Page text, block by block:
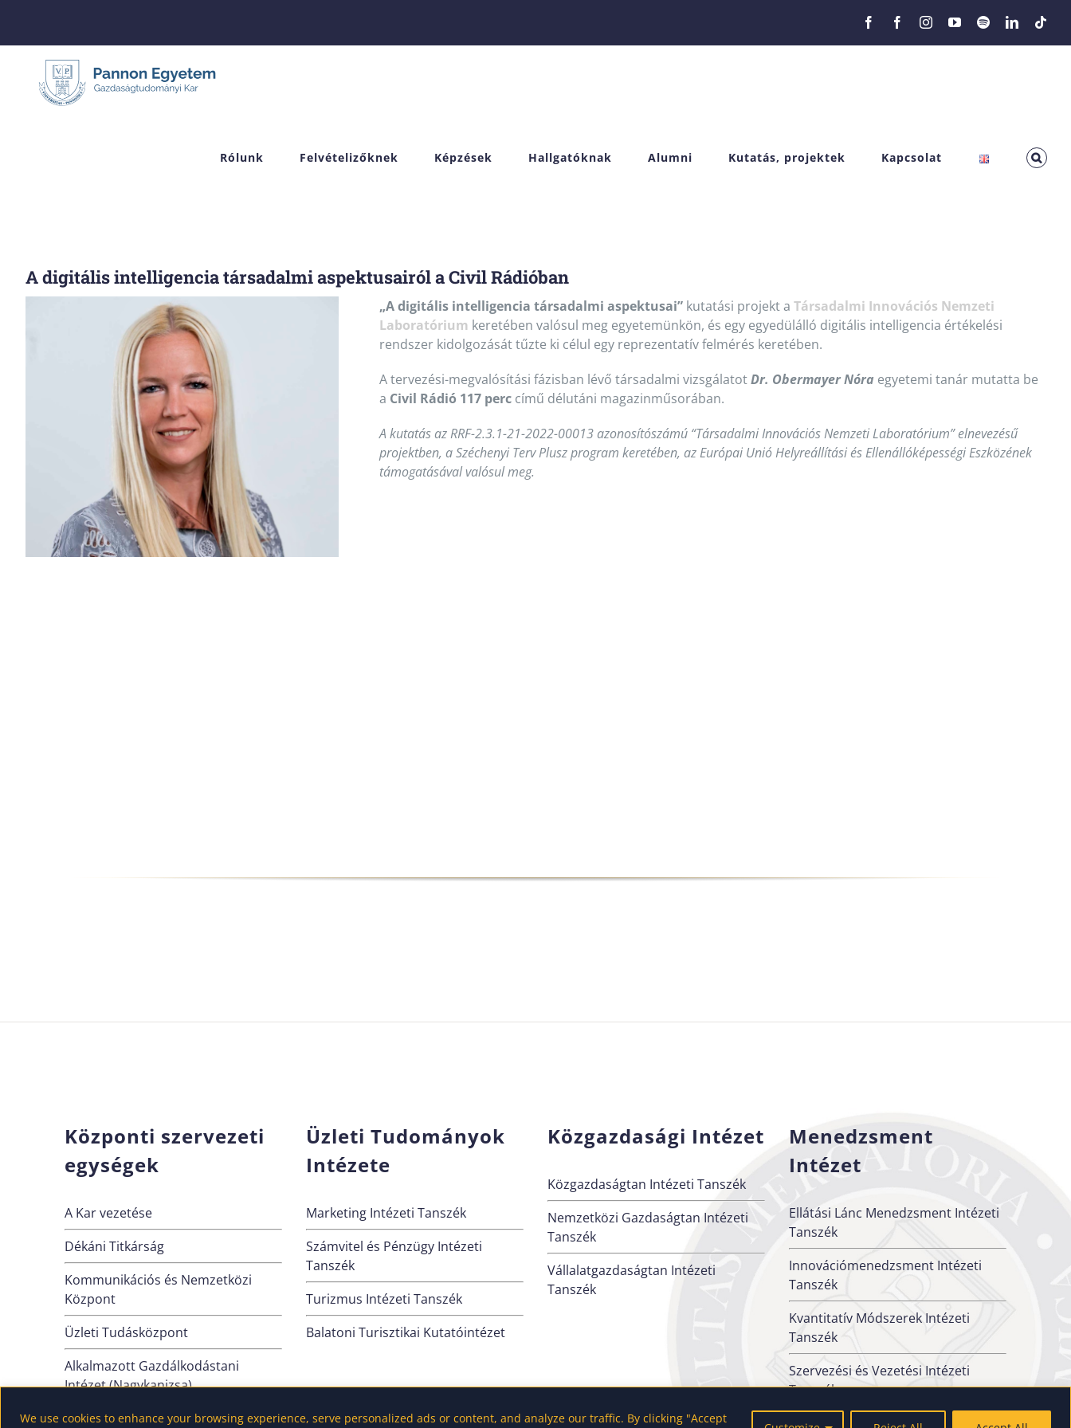
We use cookies to enhance your browsing experience, serve personalized ads or content, and analyze our traffic. By clicking "Accept
content
FacebookFacebookInstagramYouTube
SpotifyLinkedIn
Rólunk Felvételizőknek Képzések Hallgatóknak Alumni Kutatás, projektek Kapcsolat
A digitális intelligencia társadalmi aspektusairól a Civil Rádióban
„A digitális intelligencia társadalmi aspektusai”kutatási projekt a Társadalmi Innovációs Nemzeti
Laboratórium keretében valósul meg egyetemünkön, és egy egyedülálló digitális intelligencia értékelési
rendszer kidolgozását tűzte ki célul egy reprezentatív felmérés keretében.
A tervezési-megvalósítási fázisban lévő társadalmi vizsgálatotDr. Obermayer Nóra egyetemi tanár mutatta be
a Civil Rádió 117 perccímű délutáni magazinműsorában.
A kutatás az RRF-2.3.1-21-2022-00013 azonosítószámú “Társadalmi Innovációs Nemzeti Laboratórium” elnevezésű
projektben, a Széchenyi Terv Plusz program keretében, az Európai Unió Helyreállítási és Ellenállóképességi Eszközének
támogatásával valósul meg.
Központi szervezeti
egységek
A Kar vezetése
Dékáni Titkárság
Kommunikációs és Nemzetközi
Központ
Üzleti Tudásközpont
Alkalmazott Gazdálkodástani
Intézet (Nagykanizsa)
VOSZ Tanszék
Üzleti Tudományok
Intézete
Marketing Intézeti Tanszék
Számvitel és Pénzügy Intézeti
Tanszék
Turizmus Intézeti Tanszék
Balatoni Turisztikai Kutatóintézet
Közgazdasági Intézet
Közgazdaságtan Intézeti Tanszék
Nemzetközi Gazdaságtan Intézeti
Tanszék
Vállalatgazdaságtan Intézeti
Tanszék
Menedzsment
Intézet
Ellátási Lánc Menedzsment Intézeti
Tanszék
Innovációmenedzsment Intézeti
Tanszék
Kvantitatív Módszerek Intézeti
Tanszék
Szervezési és Vezetési Intézeti
Tanszék